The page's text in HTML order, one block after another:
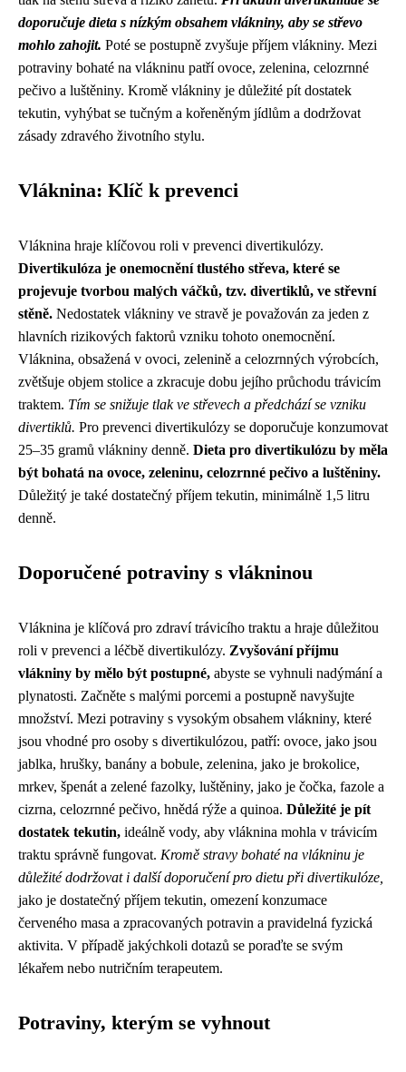
doporučuje dieta s nízkým obsahem vlákniny, aby se střevo
mohlo zahojit. Poté se postupně zvyšuje příjem vlákniny. Mezi
potraviny bohaté na vlákninu patří ovoce, zelenina, celozrnné
pečivo a luštěniny. Kromě vlákniny je důležité pít dostatek
tekutin, vyhýbat se tučným a kořeněným jídlům a dodržovat
zásady zdravého životního stylu.
Vláknina: Klíč k prevenci
Vláknina hraje klíčovou roli v prevenci divertikulózy.
Divertikulóza je onemocnění tlustého střeva, které se
projevuje tvorbou malých váčků, tzv. divertiklů, ve střevní
stěně. Nedostatek vlákniny ve stravě je považován za jeden z
hlavních rizikových faktorů vzniku tohoto onemocnění.
Vláknina, obsažená v ovoci, zelenině a celozrnných výrobcích,
zvětšuje objem stolice a zkracuje dobu jejího průchodu trávicím
traktem. Tím se snižuje tlak ve střevech a předchází se vzniku
divertiklů. Pro prevenci divertikulózy se doporučuje konzumovat
25–35 gramů vlákniny denně. Dieta pro divertikulózu by měla
být bohatá na ovoce, zeleninu, celozrnné pečivo a luštěniny.
Důležitý je také dostatečný příjem tekutin, minimálně 1,5 litru
denně.
Doporučené potraviny s vlákninou
Vláknina je klíčová pro zdraví trávicího traktu a hraje důležitou
roli v prevenci a léčbě divertikulózy. Zvyšování příjmu
vlákniny by mělo být postupné, abyste se vyhnuli nadýmání a
plynatosti. Začněte s malými porcemi a postupně navyšujte
množství. Mezi potraviny s vysokým obsahem vlákniny, které
jsou vhodné pro osoby s divertikulózou, patří: ovoce, jako jsou
jablka, hrušky, banány a bobule, zelenina, jako je brokolice,
mrkev, špenát a zelené fazolky, luštěniny, jako je čočka, fazole a
cizrna, celozrnné pečivo, hnědá rýže a quinoa. Důležité je pít
dostatek tekutin, ideálně vody, aby vláknina mohla v trávicím
traktu správně fungovat. Kromě stravy bohaté na vlákninu je
důležité dodržovat i další doporučení pro dietu při divertikulóze,
jako je dostatečný příjem tekutin, omezení konzumace
červeného masa a zpracovaných potravin a pravidelná fyzická
aktivita. V případě jakýchkoli dotazů se poraďte se svým
lékařem nebo nutričním terapeutem.
Potraviny, kterým se vyhnout